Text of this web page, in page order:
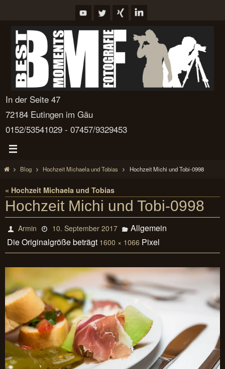
springen
In der Seite 47
72184 Eutingen im Gäu
0152/53541029 - 07457/9329453
StartBlog Hochzeit Michaela und Tobias Hochzeit Michi und Tobi-0998
« Hochzeit Michaela und Tobias
Hochzeit Michi und Tobi-0998
Armin 10. September 2017
Allgemein
Die Originalgröße beträgt 1600 × 1066 Pixel